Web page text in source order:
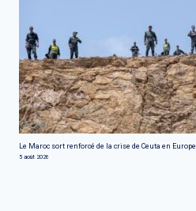
Le Maroc sort renforcé de la crise de Ceuta en Europe
5 août 2026